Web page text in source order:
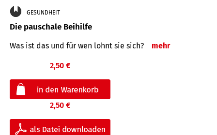
GESUNDHEIT
Die pauschale Beihilfe
Was ist das und für wen lohnt sie sich? mehr
2,50 €
2,50 €